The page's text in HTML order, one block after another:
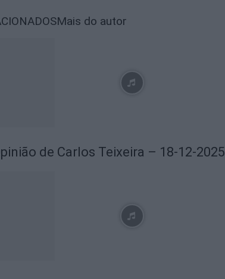
Mais do autor
de Carlos Teixeira – 18-12-2025